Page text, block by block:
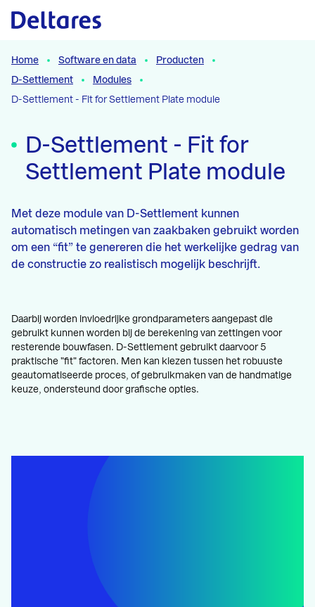
Naar hoofdcontent
Home Software en data
Producten
D-Settlement
Modules
D-Settlement - Fit for Settlement Plate module
D-Settlement - Fit for
Settlement Plate module
Met deze module van D-Settlement kunnen
automatisch metingen van zaakbaken gebruikt worden
om een “fit” te genereren die het werkelijke gedrag van
de constructie zo realistisch mogelijk beschrijft.
Daarbij worden invloedrijke grondparameters aangepast die
gebruikt kunnen worden bij de berekening van zettingen voor
resterende bouwfasen. D-Settlement gebruikt daarvoor 5
praktische "fit" factoren. Men kan kiezen tussen het robuuste
geautomatiseerde proces, of gebruikmaken van de handmatige
keuze, ondersteund door grafische opties.